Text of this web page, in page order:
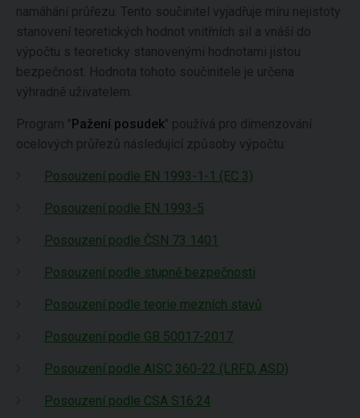
namáhání průřezu. Tento součinitel vyjadřuje míru nejistoty
stanovení teoretických hodnot vnitřních sil a vnáší do
výpočtu s teoreticky stanovenými hodnotami jistou
bezpečnost. Hodnota tohoto součinitele je určena
výhradně uživatelem.
Program "Pažení posudek" používá pro dimenzování
ocelových průřezů následující způsoby výpočtu:
Posouzení podle EN 1993-1-1 (EC 3)
Posouzení podle EN 1993-5
Posouzení podle ČSN 73 1401
Posouzení podle stupně bezpečnosti
Posouzení podle teorie mezních stavů
Posouzení podle GB 50017-2017
Posouzení podle AISC 360-22 (LRFD, ASD)
Posouzení podle CSA S16:24